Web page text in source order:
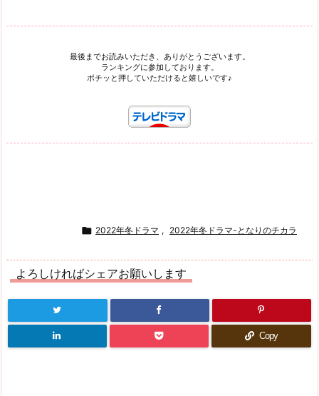
最後までお読みいただき、ありがとうございます。
ランキングに参加しております。
ポチッと押していただけると嬉しいです♪
 2022年冬ドラマ , 2022年冬ドラマ-となりのチカラ
よろしければシェアお願いします
Copy